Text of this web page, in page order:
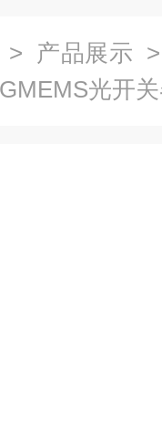
> 产品展示
光开